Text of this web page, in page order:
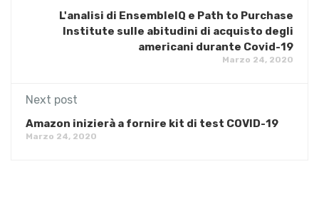
L'analisi di EnsembleIQ e Path to Purchase
Institute sulle abitudini di acquisto degli
americani durante Covid-19
Marzo 24, 2020
Next post
Amazon inizierà a fornire kit di test COVID-19
Marzo 24, 2020